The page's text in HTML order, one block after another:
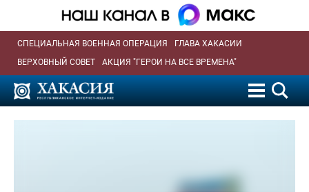
СПЕЦИАЛЬНАЯ ВОЕННАЯ ОПЕРАЦИЯ
ГЛАВА ХАКАСИИ
ВЕРХОВНЫЙ СОВЕТ
АКЦИЯ "ГЕРОИ НА ВСЕ ВРЕМЕНА"